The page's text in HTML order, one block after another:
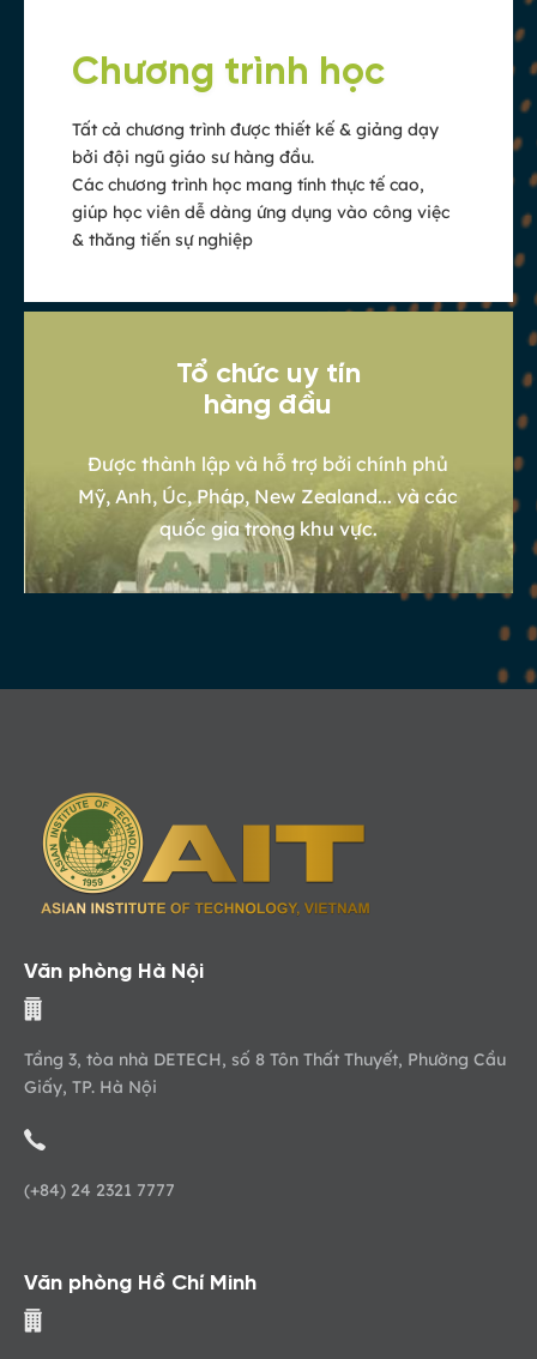
Chương trình học
Tất cả chương trình được thiết kế & giảng dạy
bởi đội ngũ giáo sư hàng đầu.
Các chương trình học mang tính thực tế cao,
giúp học viên dễ dàng ứng dụng vào công việc
& thăng tiến sự nghiệp
Tổ chức uy tín
hàng đầu
Được thành lập và hỗ trợ bởi chính phủ
Mỹ, Anh, Úc, Pháp, New Zealand... và các
quốc gia trong khu vực.
Văn phòng Hà Nội
Tầng 3, tòa nhà DETECH, số 8 Tôn Thất Thuyết, Phường Cầu
Giấy, TP. Hà Nội
(+84) 24 2321 7777
Văn phòng Hồ Chí Minh